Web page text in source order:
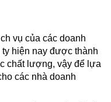
vụ của các doanh
hiện nay được thành
chất lượng, vậy để lựa
các nhà doanh